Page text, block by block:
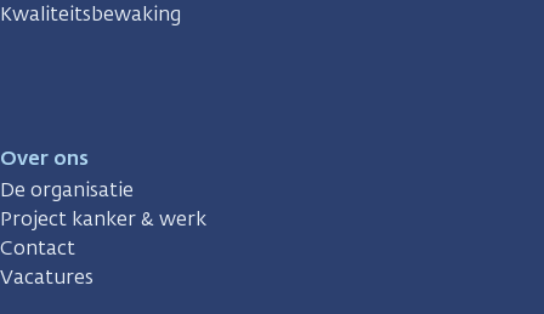
Kwaliteitsbewaking
Over ons
De organisatie
Project kanker & werk
Contact
Vacatures